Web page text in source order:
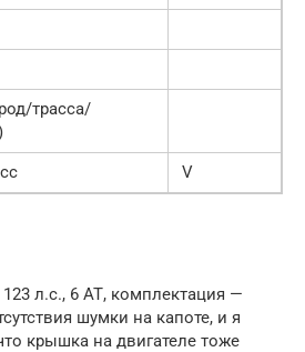
трасса/
V
л.с., 6 АТ, комплектация —
шумки на капоте, и я
крышка на двигателе тоже